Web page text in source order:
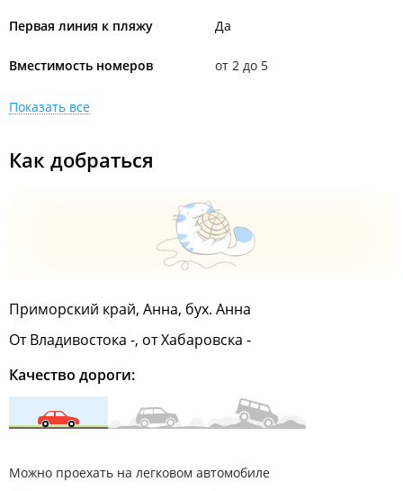
Первая линия к пляжу Да
Вместимость номеров от 2 до 5
Показать все
Как добраться
Приморский край, Анна, бух. Анна
От Владивостока -, от Хабаровска -
Качество дороги:
Можно проехать на легковом автомобиле